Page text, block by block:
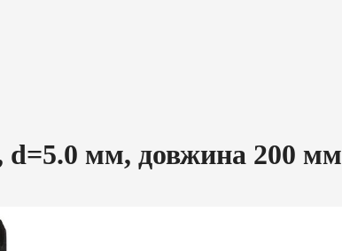
d=5.0 мм, довжина 200 мм